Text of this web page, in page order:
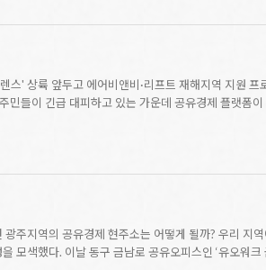
스' 상륙 앞두고 에어비앤비·리프트 재해지역 지원
들이 긴급 대피하고 있는 가운데 공유경제 플랫폼
주지역의 공유경제 현주소는 어떻게 될까? 우리 지
모색했다. 이날 동구 금남로 공유오피스인 ‘유오워